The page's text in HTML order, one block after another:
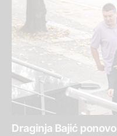
Draginja Bajić